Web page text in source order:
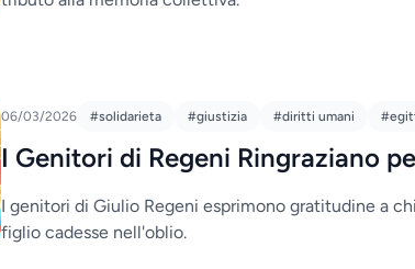
06/03/2026 #solidarieta #giustizia #diritti umani
I Genitori di Regeni Ringraziano
I genitori di Giulio Regeni esprimono gratitudine a
figlio cadesse nell'oblio.